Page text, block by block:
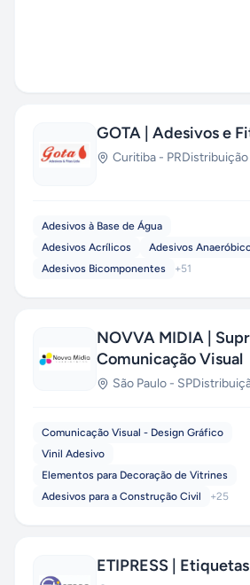
GOTA | Adesivos e
Curitiba - PRDistribuição
Adesivos à Base de Água
Adesivos Acrílicos
Adesivos
Adesivos Bicomponentes
+51
NOVVA MIDIA |
Comunicação Visual
São Paulo - SP
Comunicação Visual - Design Gráfico
Vinil Adesivo
Elementos para Decoração de Vitrines
Adesivos para a Construção Civil
+25
ETIPRESS |